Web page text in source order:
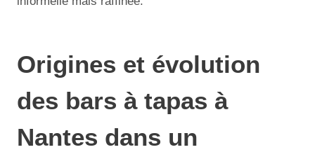
Origines et évolution
des bars à tapas à
Nantes dans un